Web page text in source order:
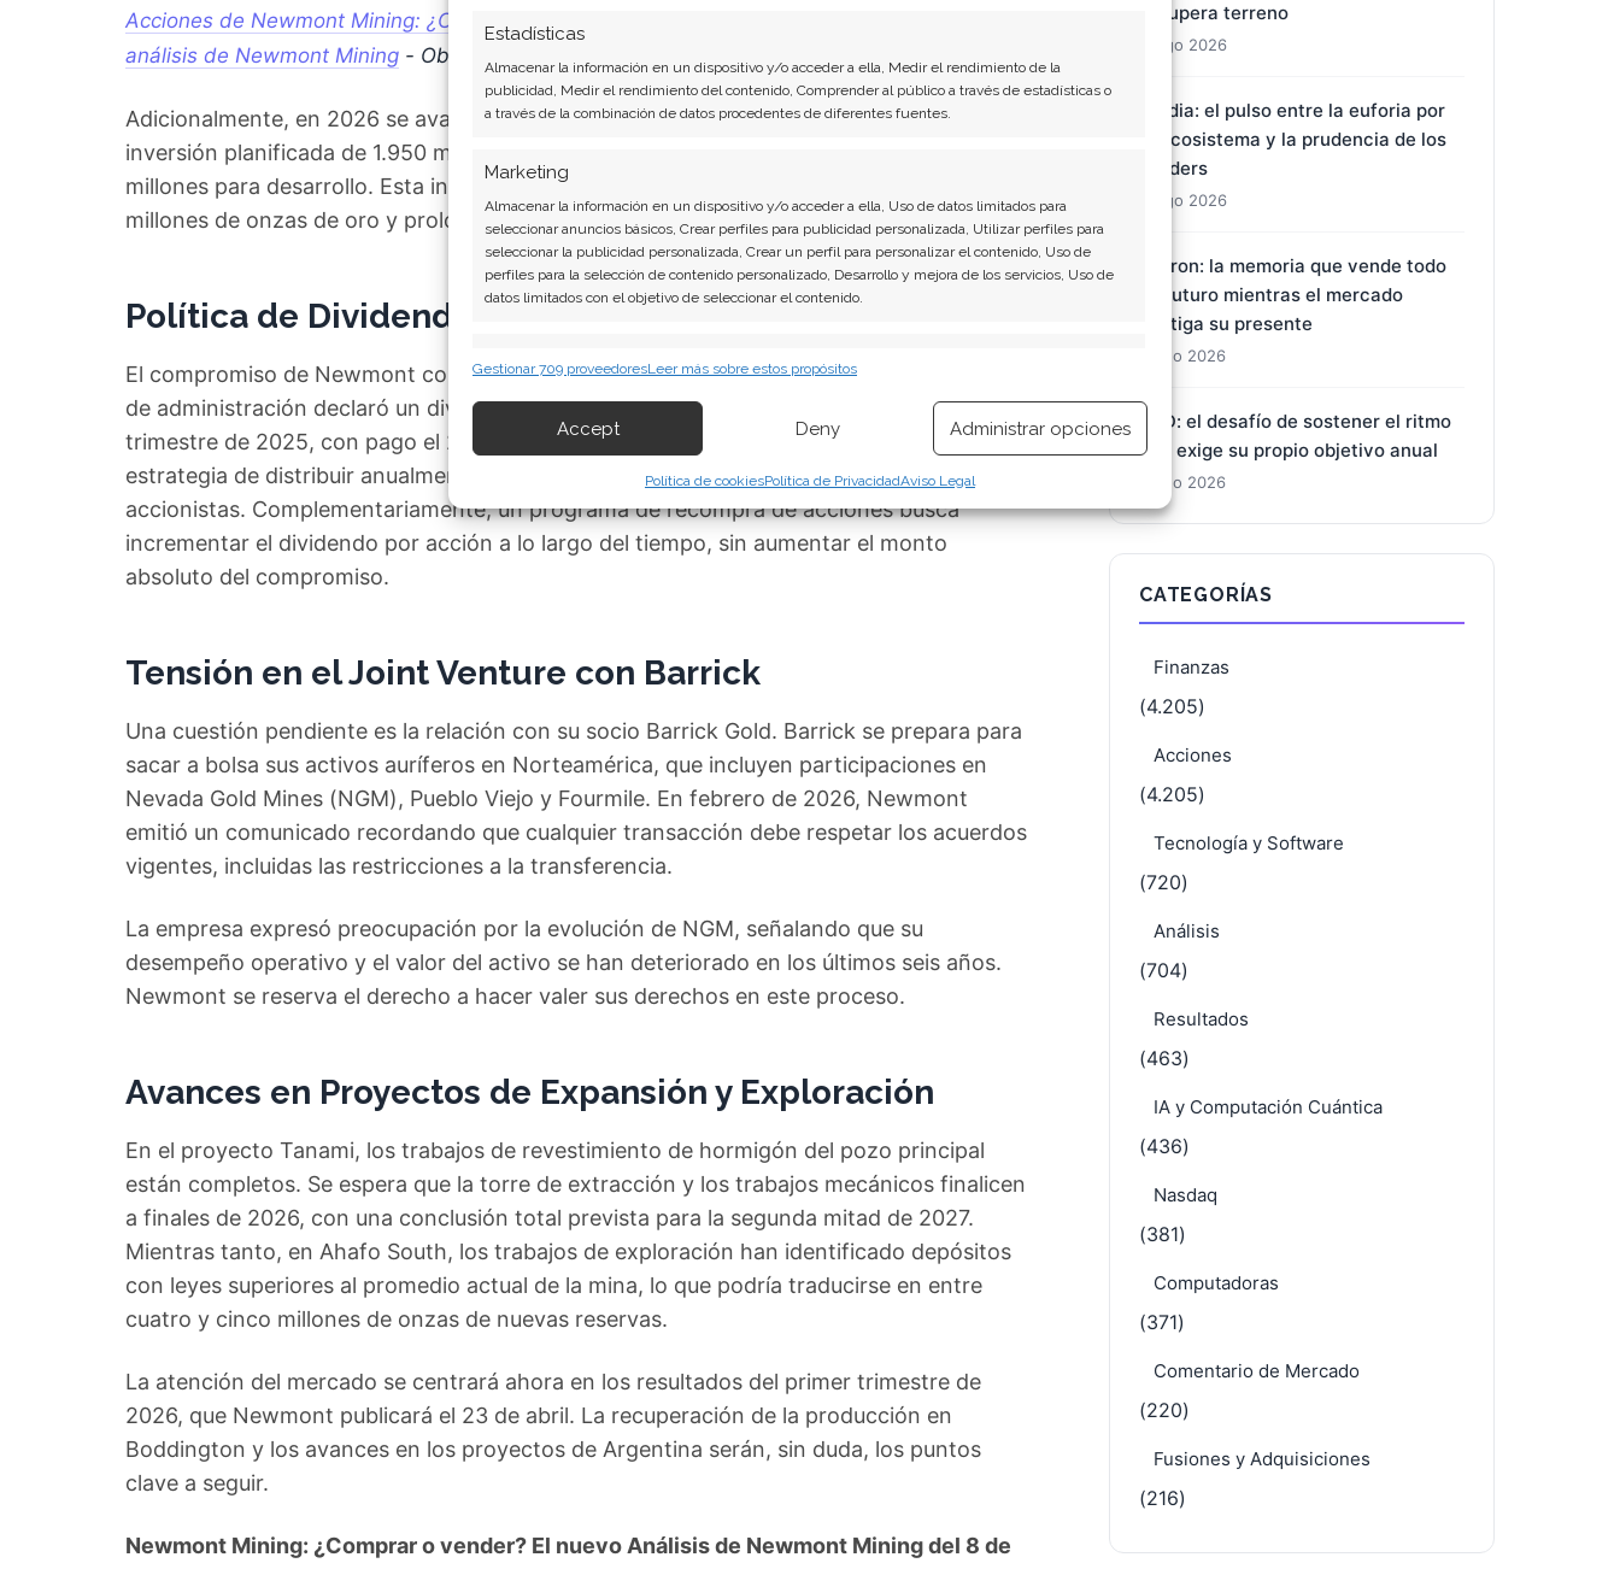
Estadísticas
Almacenar la información en un dispositivo y/o acceder a ella, Medir el rendimiento de la
publicidad, Medir el rendimiento del contenido, Comprender al público a través de estadísticas o
a través de la combinación de datos procedentes de diferentes fuentes.
Marketing
Almacenar la información en un dispositivo y/o acceder a ella, Uso de datos limitados para
seleccionar anuncios básicos, Crear perfiles para publicidad personalizada, Utilizar perfiles para
seleccionar la publicidad personalizada, Crear un perfil para personalizar el contenido, Uso de
perfiles para la selección de contenido personalizado, Desarrollo y mejora de los servicios, Uso de
datos limitados con el objetivo de seleccionar el contenido.
información transmitida de forma automática.
Garantizar la seguridad, evitar y detectar fraudes, y eliminar
fallos, Ofrecer y presentar publicidad y contenido, Guardar y
comunicar las preferencias de privacidad.
Siempre activo
Gestionar 709 proveedoresLeer más sobre estos propósitos
Accept Deny Administrar opciones
Política de cookiesPolítica de PrivacidadAviso Legal
Acciones de Newmont Mining: ¿Comprar, mantener o vender? Descarga gratuita de tu
análisis de Newmont Mining - Obtén la respuesta que andabas buscando.
Adicionalmente, en 2026 se avanzará en el proyecto Lihir Nearshore Barrier, con una
inversión planificada de 1.950 millones de dólares para proyectos en curso y 1.400
millones para desarrollo. Esta iniciativa pretende desbloquear acceso a más de cinco
millones de onzas de oro y prolongar la vida de la mina más allá de 2040.
Política de Dividendos y Recompra de Acciones
El compromiso de Newmont con el retorno al accionista se mantiene firme. El consejo
de administración declaró un dividendo de 0,26 dólares por acción para el cuarto
trimestre de 2025, con pago el 26 de marzo de 2026. La compañía mantiene su
estrategia de distribuir anualmente alrededor de 1.100 millones de dólares a los
accionistas. Complementariamente, un programa de recompra de acciones busca
incrementar el dividendo por acción a lo largo del tiempo, sin aumentar el monto
absoluto del compromiso.
Tensión en el Joint Venture con Barrick
Una cuestión pendiente es la relación con su socio Barrick Gold. Barrick se prepara para
sacar a bolsa sus activos auríferos en Norteamérica, que incluyen participaciones en
Nevada Gold Mines (NGM), Pueblo Viejo y Fourmile. En febrero de 2026, Newmont
emitió un comunicado recordando que cualquier transacción debe respetar los acuerdos
vigentes, incluidas las restricciones a la transferencia.
La empresa expresó preocupación por la evolución de NGM, señalando que su
desempeño operativo y el valor del activo se han deteriorado en los últimos seis años.
Newmont se reserva el derecho a hacer valer sus derechos en este proceso.
Avances en Proyectos de Expansión y Exploración
En el proyecto Tanami, los trabajos de revestimiento de hormigón del pozo principal
están completos. Se espera que la torre de extracción y los trabajos mecánicos finalicen
a finales de 2026, con una conclusión total prevista para la segunda mitad de 2027.
Mientras tanto, en Ahafo South, los trabajos de exploración han identificado depósitos
con leyes superiores al promedio actual de la mina, lo que podría traducirse en entre
cuatro y cinco millones de onzas de nuevas reservas.
La atención del mercado se centrará ahora en los resultados del primer trimestre de
2026, que Newmont publicará el 23 de abril. La recuperación de la producción en
Boddington y los avances en los proyectos de Argentina serán, sin duda, los puntos
clave a seguir.
Newmont Mining: ¿Comprar o vender? El nuevo Análisis de Newmont Mining del 8 de
recupera terreno
8 Ago 2026
Nvidia: el pulso entre la euforia por
el ecosistema y la prudencia de los
insiders
8 Ago 2026
Micron: la memoria que vende todo
su futuro mientras el mercado
castiga su presente
7 Ago 2026
BYD: el desafío de sostener el ritmo
que exige su propio objetivo anual
7 Ago 2026
CATEGORÍAS
Finanzas
(4.205)
Acciones
(4.205)
Tecnología y Software
(720)
Análisis
(704)
Resultados
(463)
IA y Computación Cuántica
(436)
Nasdaq
(381)
Computadoras
(371)
Comentario de Mercado
(220)
Fusiones y Adquisiciones
(216)